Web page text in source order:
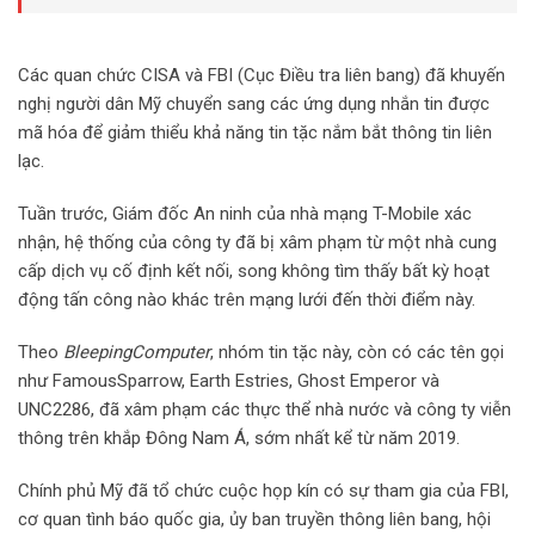
Các quan chức CISA và FBI (Cục Điều tra liên bang) đã khuyến
nghị người dân Mỹ chuyển sang các ứng dụng nhắn tin được
mã hóa để giảm thiểu khả năng tin tặc nắm bắt thông tin liên
lạc.
Tuần trước, Giám đốc An ninh của nhà mạng T-Mobile xác
nhận, hệ thống của công ty đã bị xâm phạm từ một nhà cung
cấp dịch vụ cố định kết nối, song không tìm thấy bất kỳ hoạt
động tấn công nào khác trên mạng lưới đến thời điểm này.
Theo BleepingComputer, nhóm tin tặc này, còn có các tên gọi
như FamousSparrow, Earth Estries, Ghost Emperor và
UNC2286, đã xâm phạm các thực thể nhà nước và công ty viễn
thông trên khắp Đông Nam Á, sớm nhất kể từ năm 2019.
Chính phủ Mỹ đã tổ chức cuộc họp kín có sự tham gia của FBI,
cơ quan tình báo quốc gia, ủy ban truyền thông liên bang, hội